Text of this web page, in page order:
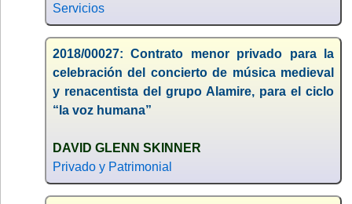
Servicios
2018/00027: Contrato menor privado para la
celebración del concierto de música medieval
y renacentista del grupo Alamire, para el ciclo
“la voz humana”
DAVID GLENN SKINNER
Privado y Patrimonial